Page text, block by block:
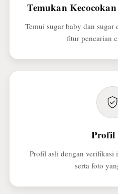
Temukan
Temui sugar baby dan
fitur pencarian
Profil
Profil asli dengan verifikasi
serta foto